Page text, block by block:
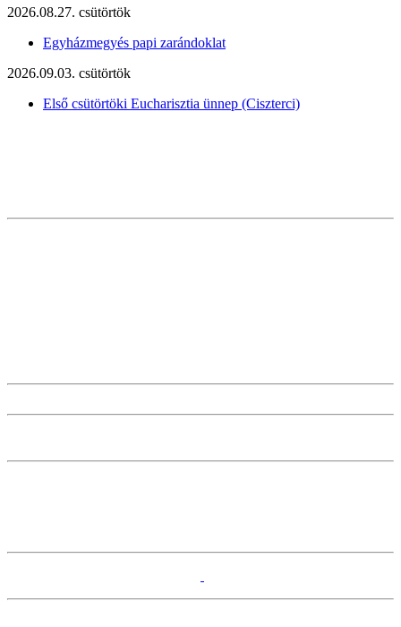
2026.08.27. csütörtök
Egyházmegyés papi zarándoklat
2026.09.03. csütörtök
Első csütörtöki Eucharisztia ünnep (Ciszterci)